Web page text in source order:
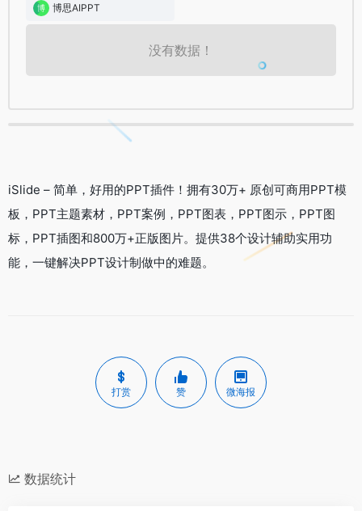
博思AIPPT
没有数据！
iSlide – 简单，好用的PPT插件！拥有30万+ 原创可商用PPT模
板，PPT主题素材，PPT案例，PPT图表，PPT图示，PPT图
标，PPT插图和800万+正版图片。提供38个设计辅助实用功
能，一键解决PPT设计制做中的难题。
打赏 赞 微海报
数据统计